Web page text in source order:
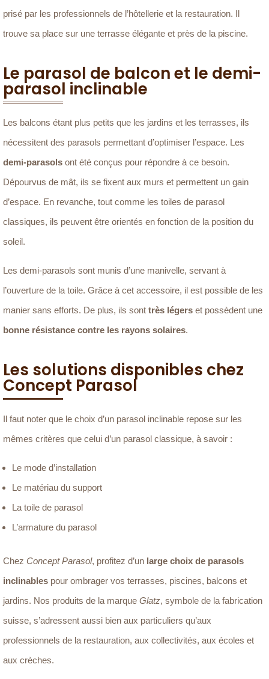
prisé par les professionnels de l’hôtellerie et la restauration. Il
trouve sa place sur une terrasse élégante et près de la piscine.
Le parasol de balcon et le demi-
parasol inclinable
Les balcons étant plus petits que les jardins et les terrasses, ils
nécessitent des parasols permettant d’optimiser l’espace. Les
demi-parasols ont été conçus pour répondre à ce besoin.
Dépourvus de mât, ils se fixent aux murs et permettent un gain
d’espace. En revanche, tout comme les toiles de parasol
classiques, ils peuvent être orientés en fonction de la position du
soleil.
Les demi-parasols sont munis d’une manivelle, servant à
l’ouverture de la toile. Grâce à cet accessoire, il est possible de les
manier sans efforts. De plus, ils sont très légers et possèdent une
bonne résistance contre les rayons solaires.
Les solutions disponibles chez
Concept Parasol
Il faut noter que le choix d’un parasol inclinable repose sur les
mêmes critères que celui d’un parasol classique, à savoir :
Le mode d’installation
Le matériau du support
La toile de parasol
L’armature du parasol
Chez Concept Parasol, profitez d’un large choix de parasols
inclinables pour ombrager vos terrasses, piscines, balcons et
jardins. Nos produits de la marque Glatz, symbole de la fabrication
suisse, s’adressent aussi bien aux particuliers qu’aux
professionnels de la restauration, aux collectivités, aux écoles et
aux crèches.